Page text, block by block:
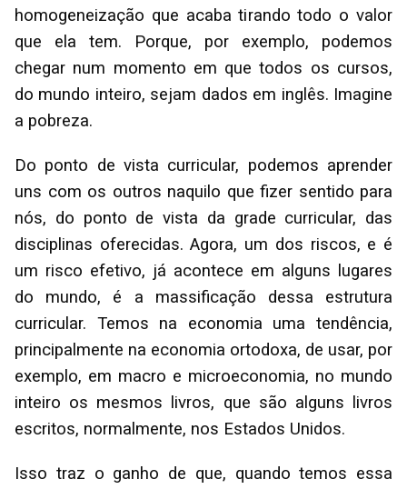
homogeneização que acaba tirando todo o valor
que ela tem. Porque, por exemplo, podemos
chegar num momento em que todos os cursos,
do mundo inteiro, sejam dados em inglês. Imagine
a pobreza.
Do ponto de vista curricular, podemos aprender
uns com os outros naquilo que fizer sentido para
nós, do ponto de vista da grade curricular, das
disciplinas oferecidas. Agora, um dos riscos, e é
um risco efetivo, já acontece em alguns lugares
do mundo, é a massificação dessa estrutura
curricular. Temos na economia uma tendência,
principalmente na economia ortodoxa, de usar, por
exemplo, em macro e microeconomia, no mundo
inteiro os mesmos livros, que são alguns livros
escritos, normalmente, nos Estados Unidos.
Isso traz o ganho de que, quando temos essa